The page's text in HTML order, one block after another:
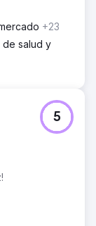
+23
de salud y
5